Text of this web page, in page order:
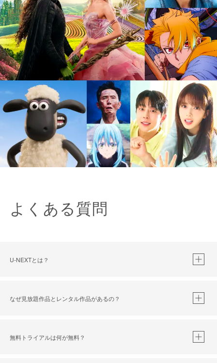
よくある質問
U-NEXTとは？
なぜ見放題作品とレンタル作品があるの？
無料トライアルは何が無料？